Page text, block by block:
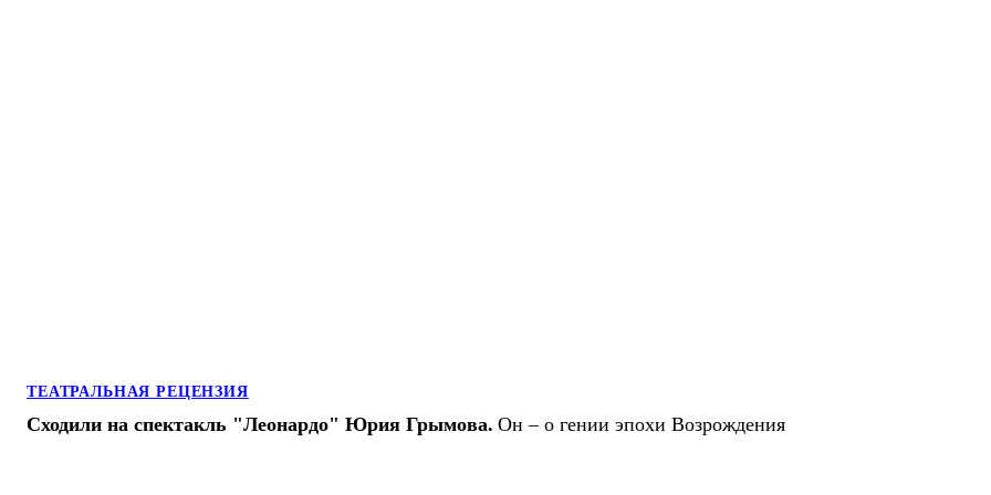
ТЕАТРАЛЬНАЯ РЕЦЕНЗИЯ
Сходили на спектакль "Леонардо" Юрия Грымова. Он – о гении эпохи Возрождения